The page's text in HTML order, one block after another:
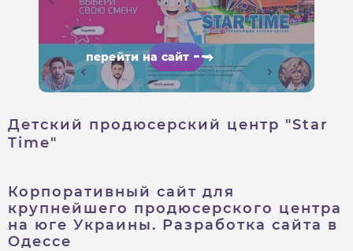
перейти на сайт
Детский продюсерский центр "Star
Time"
Корпоративный сайт для
крупнейшего продюсерского центра
на юге Украины. Разработка сайта в
Одессе